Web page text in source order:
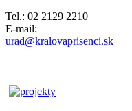
Tel.: 02 2129 2210
E-mail:
urad@kralovaprisenci.sk